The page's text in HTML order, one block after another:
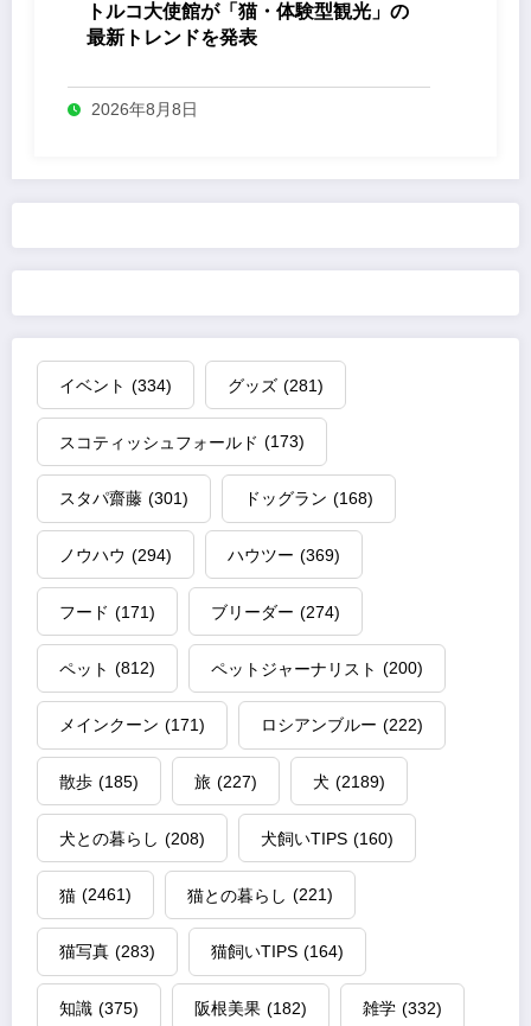
トルコ大使館が「猫・体験型観光」の
最新トレンドを発表
2026年8月8日
イベント (334) グッズ (281)
スコティッシュフォールド (173)
スタパ齋藤 (301) ドッグラン (168)
ノウハウ (294) ハウツー (369)
フード (171) ブリーダー (274)
ペット (812) ペットジャーナリスト (200)
メインクーン (171) ロシアンブルー (222)
散歩 (185) 旅 (227) 犬 (2189)
犬との暮らし (208) 犬飼いTIPS (160)
猫 (2461) 猫との暮らし (221)
猫写真 (283) 猫飼いTIPS (164)
知識 (375) 阪根美果 (182) 雑学 (332)